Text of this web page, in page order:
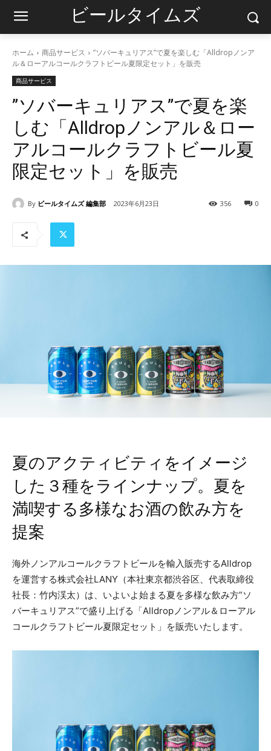
ビールタイムズ
ホーム 商品サービス
”ソバーキュリアス”で夏を楽しむ「Alldropノンア
ル＆ローアルコールクラフトビール夏限定セット」を販売
商品サービス
”ソバーキュリアス”で夏を楽
しむ「Alldropノンアル＆ロー
アルコールクラフトビール夏
限定セット」を販売
By ビールタイムズ 編集部 2023年6月23日 0
356
夏のアクティビティをイメージ
した３種をラインナップ。夏を
満喫する多様なお酒の飲み方を
提案
海外ノンアルコールクラフトビールを輸入販売するAlldrop
を運営する株式会社LANY（本社東京都渋谷区、代表取締役
社長：竹内渓太）は、いよいよ始まる夏を多様な飲み方”ソ
バーキュリアス”で盛り上げる「Alldropノンアル＆ローアル
コールクラフトビール夏限定セット」を販売いたします。